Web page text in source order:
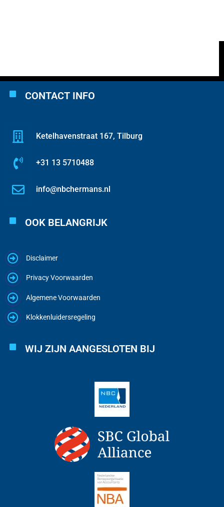
CONTACT INFO
Ketelhavenstraat 167, Tilburg
+31 13 5710488
info@nbchermans.nl
OOK BELANGRIJK
Disclaimer
Privacy Voorwaarden
Algemene Voorwaarden
Klokkenluidersregeling
WIJ ZIJN AANGESLOTEN BIJ